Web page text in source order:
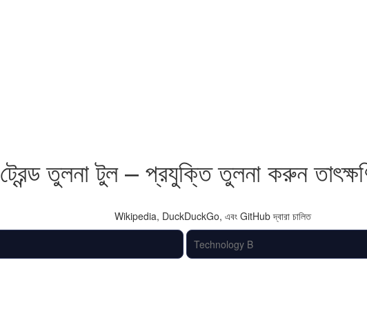
ট্রেন্ড তুলনা টুল – প্রযুক্তি তুলনা করুন
Wikipedia, DuckDuckGo, এবং GitHub দ্বারা চালিত